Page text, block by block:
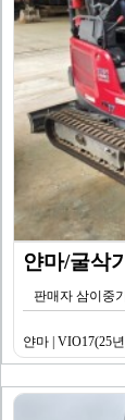
얀마/굴삭
판매자 삼이중
얀마 | VIO17(25